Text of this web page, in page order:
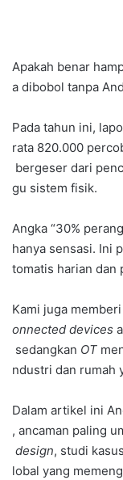
Apakah benar
a dibobol tanpa
Pada tahun ini,
rata 820.000
bergeser dari
gu sistem fisik.
Angka “30%
hanya sensasi. Ini
tomatis harian dan
Kami juga
onnected devices
sedangkan OT
ndustri dan rumah
Dalam artikel ini
, ancaman paling
design, studi
lobal yang